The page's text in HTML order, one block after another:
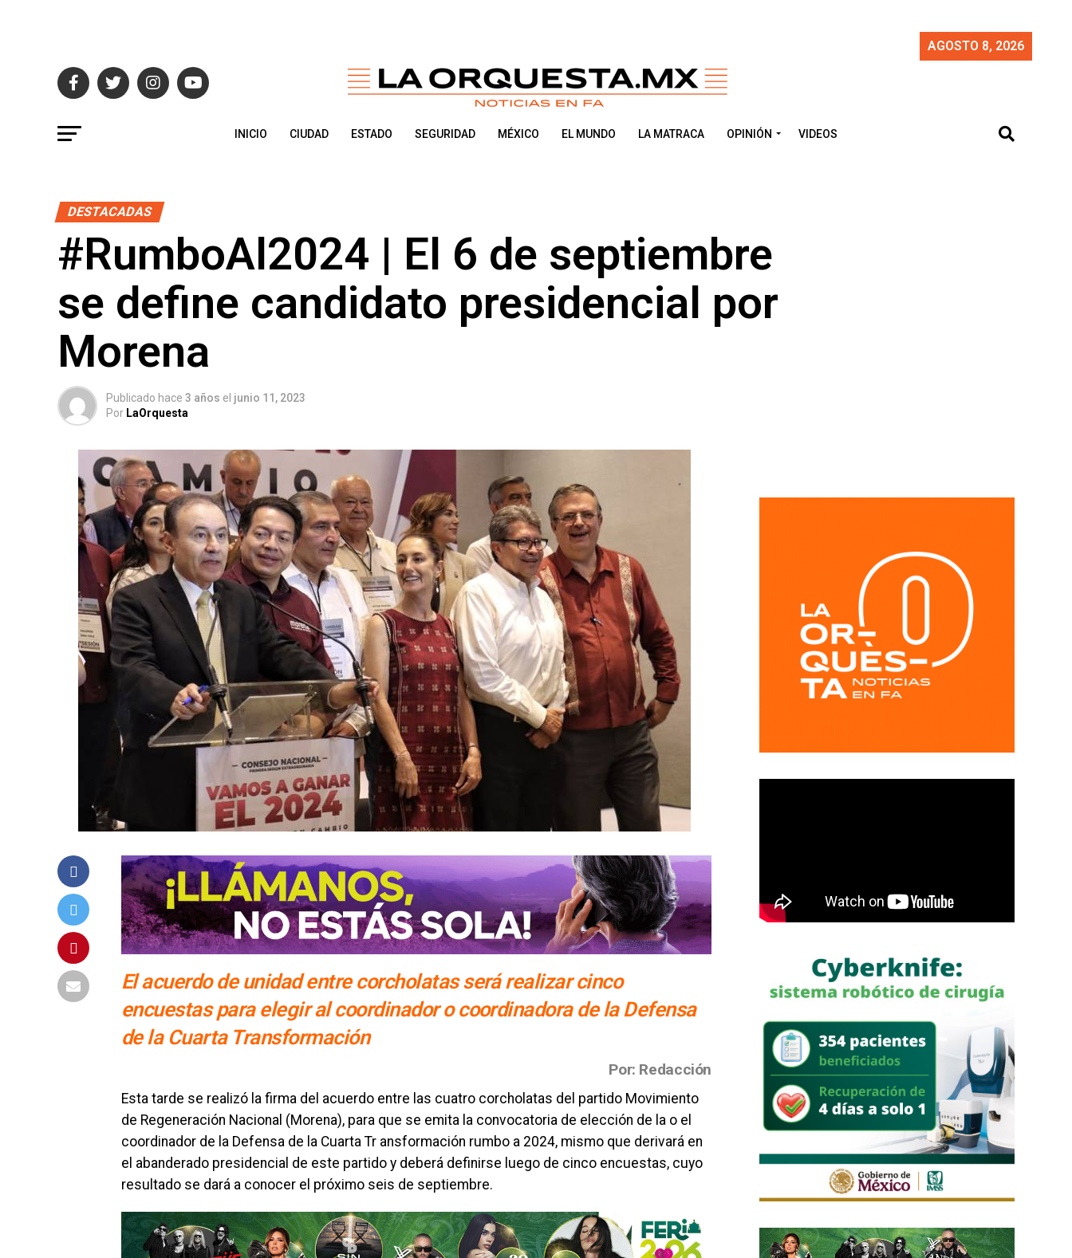
AGOSTO 8, 2026
INICIO CIUDAD ESTADO SEGURIDAD MÉXICO EL MUNDO LA MATRACA OPINIÓN VIDEOS
DESTACADAS
#RumboAl2024 | El 6 de septiembre
se define candidato presidencial por
Morena
Publicado hace 3 años el junio 11, 2023
Por LaOrquesta
El acuerdo de unidad entre corcholatas será realizar cinco
encuestas para elegir al coordinador o coordinadora de la Defensa
de la Cuarta Transformación
Por: Redacción
Esta tarde se realizó la firma del acuerdo entre las cuatro corcholatas del partido Movimiento
de Regeneración Nacional (Morena), para que se emita la convocatoria de elección de la o el
coordinador de la Defensa de la Cuarta Tr ansformación rumbo a 2024, mismo que derivará en
el abanderado presidencial de este partido y deberá definirse luego de cinco encuestas, cuyo
resultado se dará a conocer el próximo seis de septiembre.